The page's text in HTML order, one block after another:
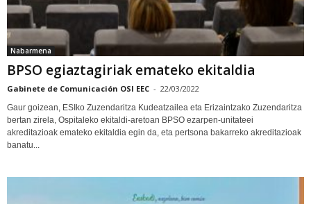
Nabarmena
BPSO egiaztagiriak emateko ekitaldia
Gabinete de Comunicación OSI EEC - 22/03/2022
Gaur goizean, ESIko Zuzendaritza Kudeatzailea eta Erizaintzako Zuzendaritza
bertan zirela, Ospitaleko ekitaldi-aretoan BPSO ezarpen-unitateei
akreditazioak emateko ekitaldia egin da, eta pertsona bakarreko akreditazioak
banatu...